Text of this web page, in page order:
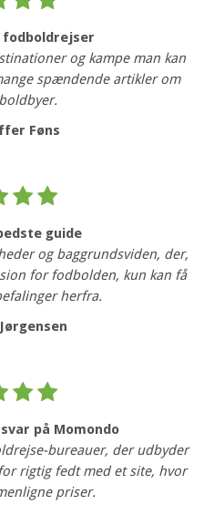
fodboldrejser
og kampe man kan
spændende artikler om
Føns
guide
og baggrundsviden, der,
for fodbolden, kun kan få
herfra.
på Momondo
bureauer, der udbyder
rigtig fedt med et site, hvor
priser.